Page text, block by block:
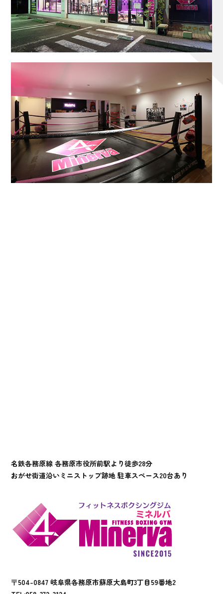
〒504-0847 岐阜県各務原市蘇原大島町3丁目59番地2
名鉄各務原線 各務原市役所前駅より徒歩28分
おがせ街道沿いミニストップ跡地 駐車スペース20台あり